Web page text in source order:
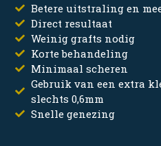
Betere uitstraling en
Direct resultaat
Weinig grafts nodig
Korte behandeling
Minimaal scheren
Gebruik van een extra
slechts 0,6mm
Snelle genezing